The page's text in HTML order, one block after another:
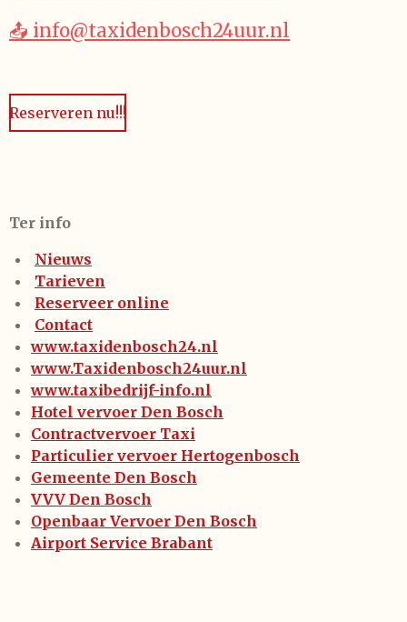
📤 info@taxidenbosch24uur.nl
Reserveren nu!!!
Ter info
Nieuws
Tarieven
Reserveer online
Contact
www.taxidenbosch24.nl
www.Taxidenbosch24uur.nl
www.taxibedrijf-info.nl
Hotel vervoer Den Bosch
Contractvervoer Taxi
Particulier vervoer Hertogenbosch
Gemeente Den Bosch
VVV Den Bosch
Openbaar Vervoer Den Bosch
Airport Service Brabant